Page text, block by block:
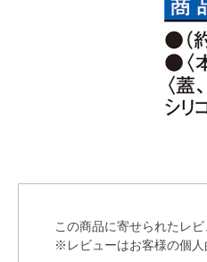
この商品に寄せられたレビ
※レビューはお客様の個人